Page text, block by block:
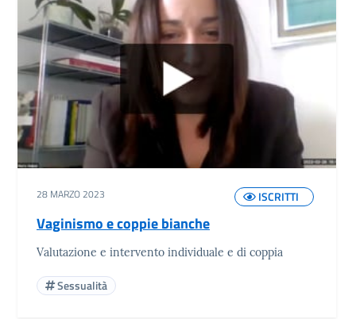
ISCRITTI
28 MARZO 2023
Vaginismo e coppie bianche
Valutazione e intervento individuale e di coppia
Sessualità